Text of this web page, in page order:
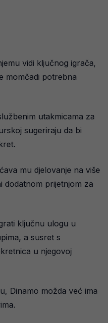
vidi ključnog igrača,
momčadi potrebna
utakmicama za
sugeriraju da bi
mu djelovanje na više
dodatnom prijetnjom za
ključnu ulogu u
a susret s
u njegovoj
Dinamo možda već ima